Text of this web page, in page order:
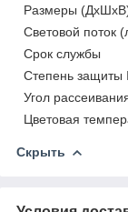
Размеры
Световой поток
Срок службы
Степень защиты
Угол
Цветовая
Скрыть